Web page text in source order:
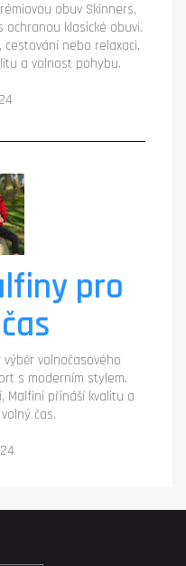
obuv Skinners,
klasické obuvi.
nebo relaxaci,
a volnost pohybu.
pro
volnočasového
s moderním stylem.
Malfini přináší kvalitu a
čas.